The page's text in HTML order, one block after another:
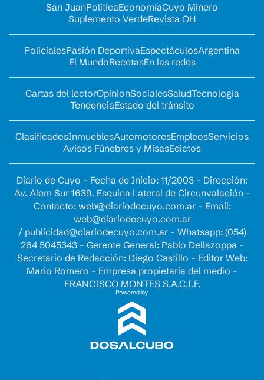
San JuanPolíticaEconomíaCuyo Minero
Suplemento VerdeRevista OH
PolicialesPasión DeportivaEspectáculosArgentina
El MundoRecetasEn las redes
Cartas del lectorOpinionSocialesSaludTecnología
TendenciaEstado del tránsito
ClasificadosInmueblesAutomotoresEmpleosServicios
Avisos Fúnebres y MisasEdictos
Diario de Cuyo - Fecha de Inicio: 11/2003 - Dirección:
Av. Alem Sur 1639. Esquina Lateral de Circunvalación -
Contacto: web@diariodecuyo.com.ar- Email:
web@diariodecuyo.com.ar
/ publicidad@diariodecuyo.com.ar- Whatsapp: (054)
264 5045343 - Gerente General: Pablo Dellazoppa -
Secretario de Redacción: Diego Castillo - Editor Web:
Mario Romero - Empresa propietaria del medio -
FRANCISCO MONTES S.A.C.I.F.